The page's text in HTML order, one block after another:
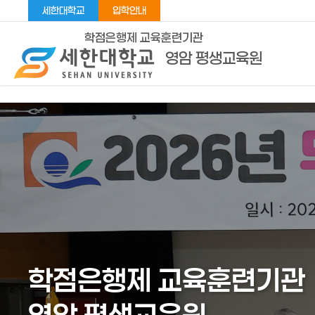
세한대학교 입학안내
학점은행제 교육훈련기관
영암 평생교육원
학점은행제 교육훈련기관
학점은행제 교육훈련기관
학점은행제 교육훈련기관
학점은행제 교육훈련기관
학점은행제 교육훈련기관
학점은행제 교육훈련기관